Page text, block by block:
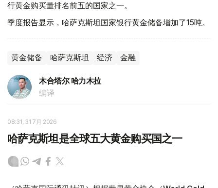
行黄金购买量排名前五的国家之一。
季度报告显示，哈萨克斯坦国家银行黄金储备增加了15吨。
黄金储备 哈萨克斯坦 经济 金融
木合塔尔 哈力木拉
编译
08:31, 31 7月 2026
哈萨克斯坦是全球五大黄金购买国之一